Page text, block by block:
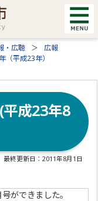
・広聴
広報
（平成23年）
成23年8
最終更新日：2011年8月1日
ができました。